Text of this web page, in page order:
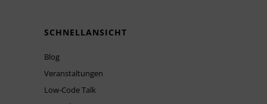
SCHNELLANSICHT
Blog
Veranstaltungen
Low-Code Talk